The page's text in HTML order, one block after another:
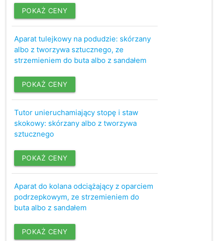
POKAŻ CENY
Aparat tulejkowy na podudzie: skórzany
albo z tworzywa sztucznego, ze
strzemieniem do buta albo z sandałem
POKAŻ CENY
Tutor unieruchamiający stopę i staw
skokowy: skórzany albo z tworzywa
sztucznego
POKAŻ CENY
Aparat do kolana odciążający z oparciem
podrzepkowym, ze strzemieniem do
buta albo z sandałem
POKAŻ CENY